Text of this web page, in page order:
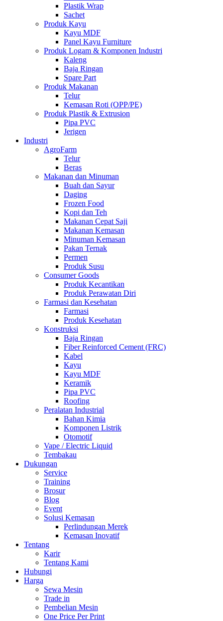
Plastik Wrap
Sachet
Produk Kayu
Kayu MDF
Panel Kayu Furniture
Produk Logam & Komponen Industri
Kaleng
Baja Ringan
Spare Part
Produk Makanan
Telur
Kemasan Roti (OPP/PE)
Produk Plastik & Extrusion
Pipa PVC
Jerigen
Industri
AgroFarm
Telur
Beras
Makanan dan Minuman
Buah dan Sayur
Daging
Frozen Food
Kopi dan Teh
Makanan Cepat Saji
Makanan Kemasan
Minuman Kemasan
Pakan Ternak
Permen
Produk Susu
Consumer Goods
Produk Kecantikan
Produk Perawatan Diri
Farmasi dan Kesehatan
Farmasi
Produk Kesehatan
Konstruksi
Baja Ringan
Fiber Reinforced Cement (FRC)
Kabel
Kayu
Kayu MDF
Keramik
Pipa PVC
Roofing
Peralatan Industrial
Bahan Kimia
Komponen Listrik
Otomotif
Vape / Electric Liquid
Tembakau
Dukungan
Service
Training
Brosur
Blog
Event
Solusi Kemasan
Perlindungan Merek
Kemasan Inovatif
Tentang
Karir
Tentang Kami
Hubungi
Harga
Sewa Mesin
Trade in
Pembelian Mesin
One Price Per Print